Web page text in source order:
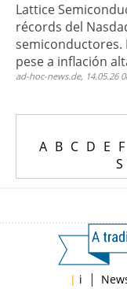
Lattice
récords del
semiconductores.
pese a inflación
ad-hoc-news.de, 14.05.26
A B C D E F
S
| i |